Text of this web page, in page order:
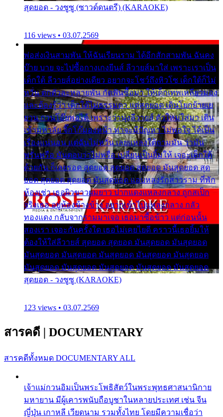
สุดยอด - วงซูซู (ซาวด์ดนตรี) (KARAOKE)
116 views • 03.07.2569
พ่อส่งเงินสามพัน ให้ฉันเรียนราม ได้อีกสักสามพัน ฉันคง
บ๊าย บาย จะไปซื้อกางเกงยีนส์ ลีวายส์มาใส่ เพราะเราเป็น
เด็กใต้ ลีวายส์อย่างเดียว อยากจะโชว์ถึงหิวโซ เด็กใต้ก็ไม่
หวั่น ตกตัวละหลายพัน กัดฟันซื้อมา ให้เด็กเทพเหลียวมอง
และต้องรู้ว่า เด็กใต้ไม่ธรรมดา แต่สุดยอด เดินโยกย้ายเย
ยวน กวนโอ๊ยพอได้ เพราะว่านุ่งลีวายส์ ตัวใหม่ใส่มา เดิน
เข้ามหาลัย จิ๊กโก๊มองหน้า ท่าจะมีปัญหา ไม่พอใจ ได้เป็น
เรื่องแน่นอน แต่ฉันไม่หวั่น เลยแหลงใต้ถามมัน ว่ามัน
พรั่นพรือ มันตอบว่าไม่พรื่อ เปลี่ยนเป็นยิ้มให้ เจอะเด็กใต้
ด้วยกัน ก็เลยรอด สุดยอด สุดยอด สุดยอด มันสุดยอด สุด
ยอด สุดยอด สุดยอด มันสุดยอด แอบหลงรักสาวราม ที่พัก
ห้องเช่า เธอผิวขาวผมยาว ปากแดงแหลงกลาง ถูกสเป็ก
จริงเธอ อยู่ห้องข้างข้าง อยากเข้าไปแหลงกลาง กลัว
ทองแดง กลับจากรามมาเจอ เธอมาซื้อข้าว แต่ก่อนนั้น
สองเรา เจอะกันครั้งใด เธอไม่เคยไยดี คราวนี้เธอยิ้มให้
ต้องให้ใส่ลีวายส์ สุดยอด สุดยอด มันสุดยอด มันสุดยอด
มันสุดยอด มันสุดยอด มันสุดยอด มันสุดยอด มันสุดยอด
มันสุดยอด มันสุดยอด มันสุดยอด มันสุดยอด มันสุดยอด
สุดยอด - วงซูซู (KARAOKE)
123 views • 03.07.2569
สารคดี | DOCUMENTARY
สารคดีทั้งหมด DOCUMENTARY ALL
เจ้าแม่กวนอิมเป็นพระโพธิสัตว์ในพระพุทธศาสนานิกาย
มหายาน มีผู้เคารพนับถือบูชาในหลายประเทศ เช่น จีน
ญี่ปุ่น เกาหลี เวียดนาม รวมทั้งไทย โดยมีความเชื่อว่า